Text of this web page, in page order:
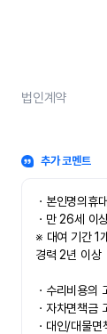
법인계약
추가 코멘트
ㆍ본인명의휴
ㆍ만 26세 이
※ 대여 기간 1
경력 2년 이상
ㆍ수리비용
ㆍ자차면책
ㆍ대인/대물